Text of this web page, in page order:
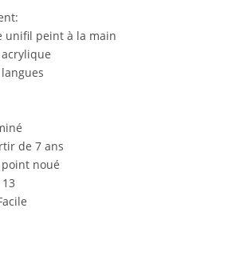
unifil peint à la main
de 7 ans
noué